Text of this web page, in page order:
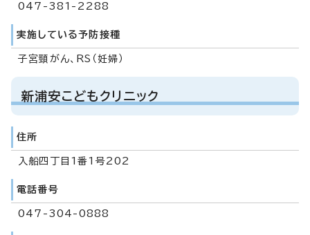
047-381-2288
実施している予防接種
子宮頸がん、RS（妊婦）
新浦安こどもクリニック
住所
入船四丁目1番1号202
電話番号
047-304-0888